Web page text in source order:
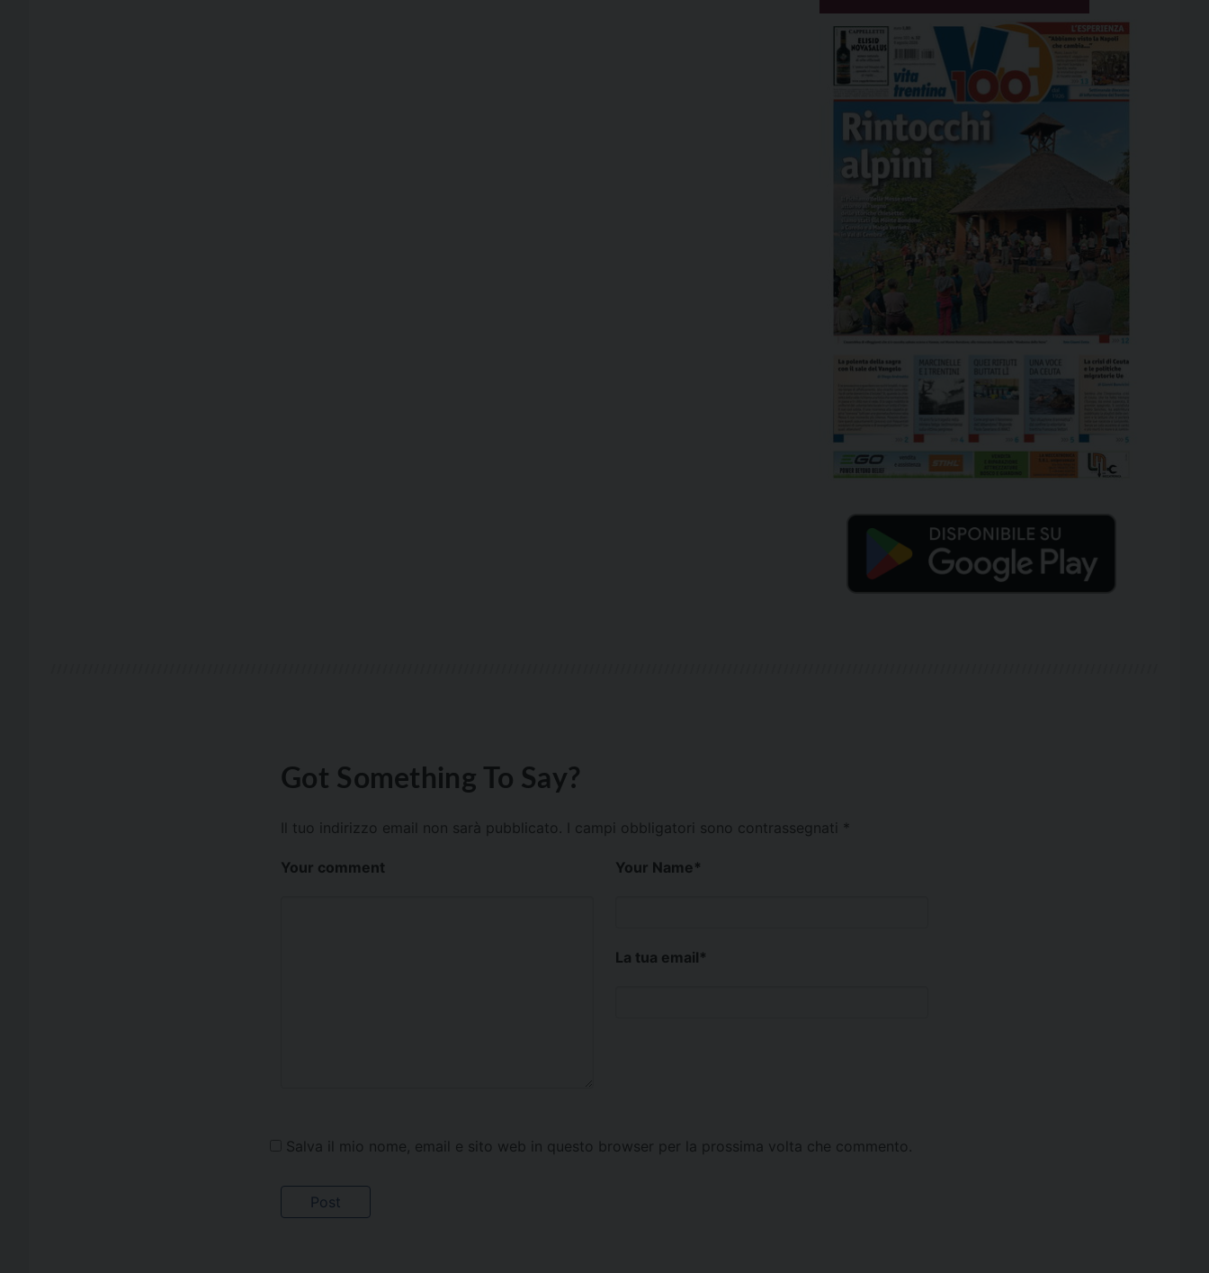
Got Something To Say?
Il tuo indirizzo email non sarà pubblicato. I campi obbligatori sono contrassegnati *
Your comment Your Name*
La tua email*
Salva il mio nome, email e sito web in questo browser per la prossima volta che commento.